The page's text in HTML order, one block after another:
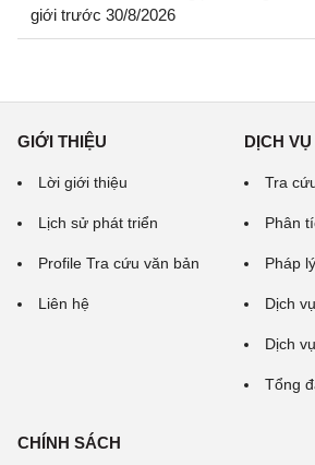
giới trước 30/8/2026
GIỚI THIỆU
Lời giới thiệu
Lịch sử phát triển
Profile Tra cứu văn bản
Liên hệ
DỊCH VỤ
Tra
Phân
Pháp
Dịch
Dịch
Tổng
CHÍNH SÁCH